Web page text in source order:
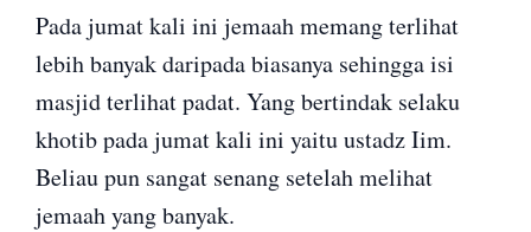
Pada jumat kali ini jemaah memang terlihat
lebih banyak daripada biasanya sehingga isi
masjid terlihat padat. Yang bertindak selaku
khotib pada jumat kali ini yaitu ustadz Iim.
Beliau pun sangat senang setelah melihat
jemaah yang banyak.